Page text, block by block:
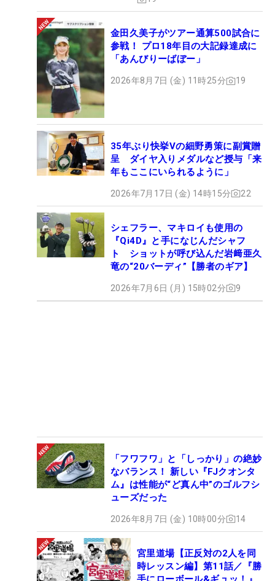
金田久美子がツアー通算500試合に
参戦！ プロ18年目の大記録達成に
「あんびりーばぼー」
2026年8月7日 (金) 11時25分 19
35年ぶり快挙Vの細野勇策に副賞贈
呈 ダイヤ入りメダルなど授与「来
年もここにいられるように」
2026年7月17日 (金) 14時15分 22
シェフラー、マキロイも使用の
『Qi4D』と手になじんだシャフ
ト ショットが呼び込んだ岩﨑亜久
竜の“20バーディ”【勝者のギア】
2026年7月6日 (月) 15時02分 9
「フワフワ」と「しっかり」の絶妙
なバランス！ 新しい『FJクオンタ
ム』は性能が“ど真ん中”のゴルフシ
ューズだった
2026年8月7日 (金) 10時00分 14
宮里道場【正反対の2人を同
時レッスン編】第11話／『勝